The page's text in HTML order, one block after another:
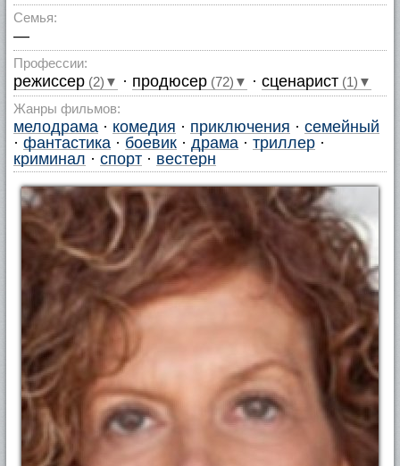
Семья:
—
Профессии:
режиссер (2)▼ · продюсер (72)▼ · сценарист (1)▼
Жанры фильмов:
мелодрама · комедия · приключения · семейный
· фантастика · боевик · драма · триллер ·
криминал · спорт · вестерн